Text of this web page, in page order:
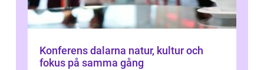
Konferens dalarna natur, kultur och
fokus på samma gång